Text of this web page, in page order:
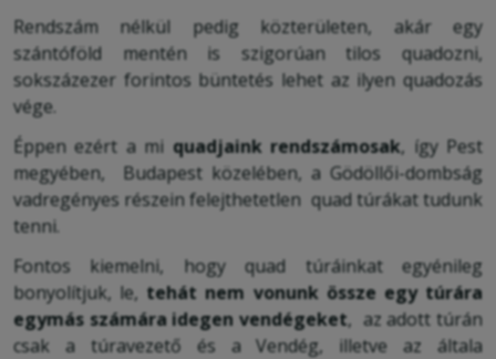
Rendszám nélkül pedig közterületen, akár egy
szántóföld mentén is szigorúan tilos quadozni,
sokszázezer forintos büntetés lehet az ilyen quadozás
vége.
Éppen ezért a mi quadjaink rendszámosak, így Pest
megyében, Budapest közelében, a Gödöllői-dombság
vadregényes részein felejthetetlen quad túrákat tudunk
tenni.
Fontos kiemelni, hogy quad túráinkat egyénileg
bonyolítjuk, le, tehát nem vonunk össze egy túrára
egymás számára idegen vendégeket, az adott túrán
csak a túravezető és a Vendég, illetve az általa